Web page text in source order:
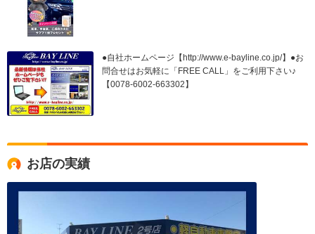
●自社ホームページ【http://www.e-bayline.co.jp/】●お
問合せはお気軽に「FREE CALL」をご利用下さい♪
【0078-6002-663302】
お店の実績